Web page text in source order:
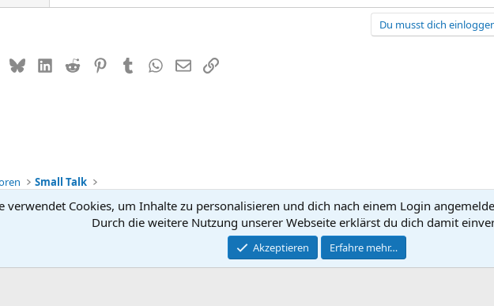
Du musst dich
X (Twitter)
BlueskyLinkedIn
Reddit PinterestTumblrWhatsApp
E-MailLink
Small Talk
Kontakt
Community platform by XenForo ® © 2010-2026 XenForo Ltd.
verwendet Cookies, um Inhalte zu personalisieren und dich nach einem Login
Durch die weitere Nutzung unserer Webseite erklärst du dich damit
Akzeptieren Erfahre mehr…